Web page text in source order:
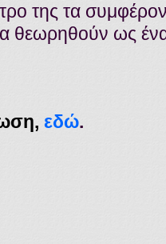
της τα
θεωρηθούν ως
εδώ.